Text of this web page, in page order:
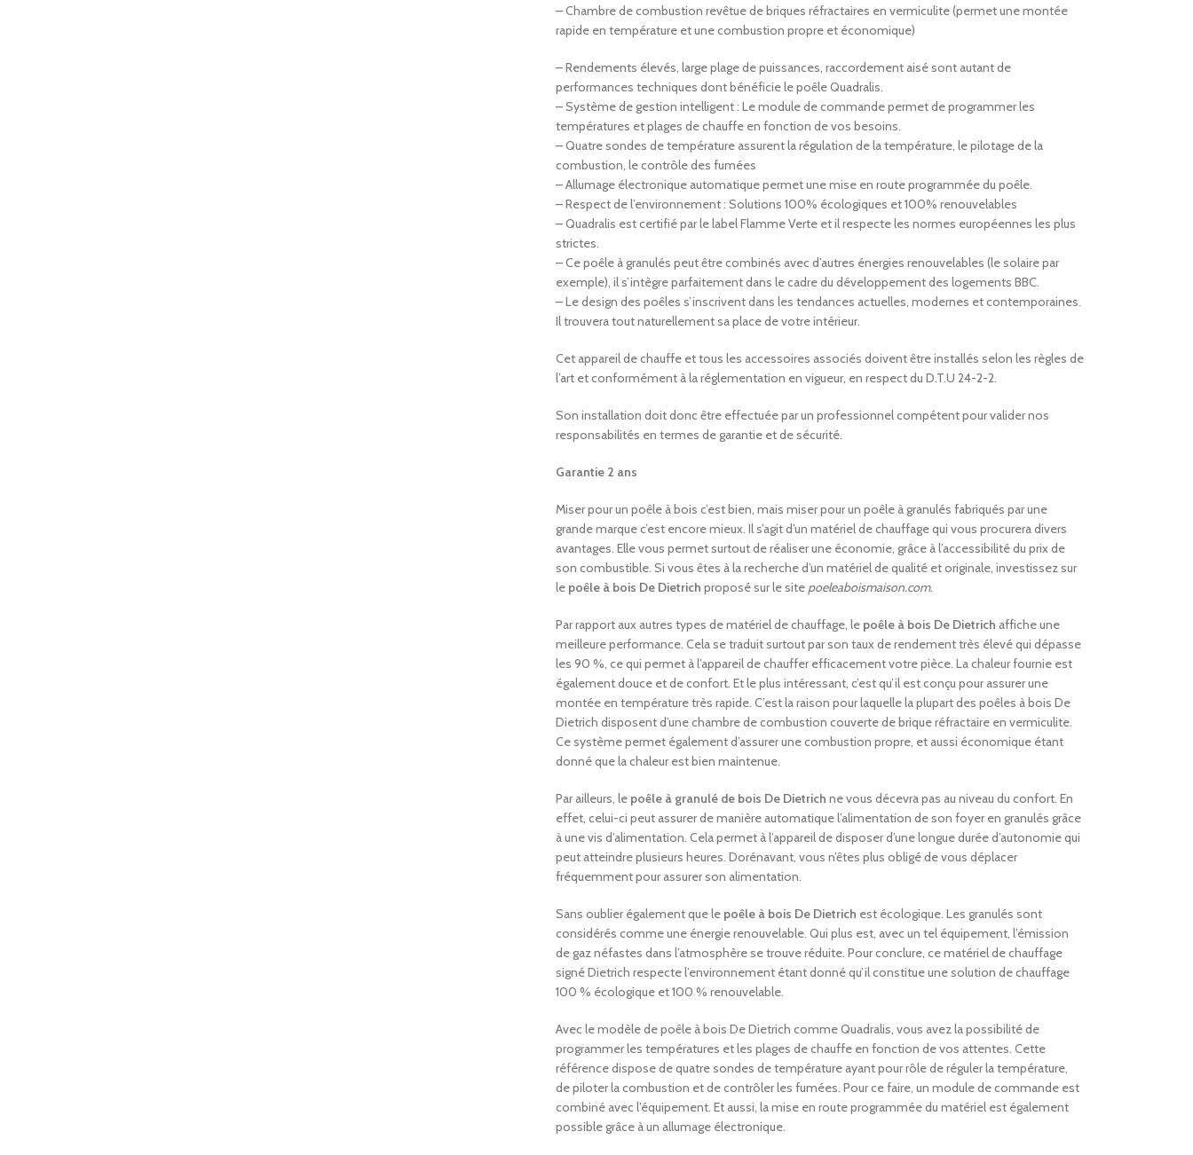
– Chambre de combustion revêtue de briques réfractaires en vermiculite (permet une montée
rapide en température et une combustion propre et économique)
– Rendements élevés, large plage de puissances, raccordement aisé sont autant de
performances techniques dont bénéficie le poêle Quadralis.
– Système de gestion intelligent : Le module de commande permet de programmer les
températures et plages de chauffe en fonction de vos besoins.
– Quatre sondes de température assurent la régulation de la température, le pilotage de la
combustion, le contrôle des fumées
– Allumage électronique automatique permet une mise en route programmée du poêle.
– Respect de l’environnement : Solutions 100% écologiques et 100% renouvelables
– Quadralis est certifié par le label Flamme Verte et il respecte les normes européennes les plus
strictes.
– Ce poêle à granulés peut être combinés avec d’autres énergies renouvelables (le solaire par
exemple), il s’intègre parfaitement dans le cadre du développement des logements BBC.
– Le design des poêles s’inscrivent dans les tendances actuelles, modernes et contemporaines.
Il trouvera tout naturellement sa place de votre intérieur.
Cet appareil de chauffe et tous les accessoires associés doivent être installés selon les règles de
l’art et conformément à la réglementation en vigueur, en respect du D.T.U 24-2-2.
Son installation doit donc être effectuée par un professionnel compétent pour valider nos
responsabilités en termes de garantie et de sécurité.
Garantie 2 ans
Miser pour un poêle à bois c’est bien, mais miser pour un poêle à granulés fabriqués par une
grande marque c’est encore mieux. Il s’agit d’un matériel de chauffage qui vous procurera divers
avantages. Elle vous permet surtout de réaliser une économie, grâce à l’accessibilité du prix de
son combustible. Si vous êtes à la recherche d’un matériel de qualité et originale, investissez sur
le poêle à bois De Dietrich proposé sur le site poeleaboismaison.com.
Par rapport aux autres types de matériel de chauffage, le poêle à bois De Dietrich affiche une
meilleure performance. Cela se traduit surtout par son taux de rendement très élevé qui dépasse
les 90 %, ce qui permet à l’appareil de chauffer efficacement votre pièce. La chaleur fournie est
également douce et de confort. Et le plus intéressant, c’est qu’il est conçu pour assurer une
montée en température très rapide. C’est la raison pour laquelle la plupart des poêles à bois De
Dietrich disposent d’une chambre de combustion couverte de brique réfractaire en vermiculite.
Ce système permet également d’assurer une combustion propre, et aussi économique étant
donné que la chaleur est bien maintenue.
Par ailleurs, le poêle à granulé de bois De Dietrich ne vous décevra pas au niveau du confort. En
effet, celui-ci peut assurer de manière automatique l’alimentation de son foyer en granulés grâce
à une vis d’alimentation. Cela permet à l’appareil de disposer d’une longue durée d’autonomie qui
peut atteindre plusieurs heures. Dorénavant, vous n’êtes plus obligé de vous déplacer
fréquemment pour assurer son alimentation.
Sans oublier également que le poêle à bois De Dietrich est écologique. Les granulés sont
considérés comme une énergie renouvelable. Qui plus est, avec un tel équipement, l’émission
de gaz néfastes dans l’atmosphère se trouve réduite. Pour conclure, ce matériel de chauffage
signé Dietrich respecte l’environnement étant donné qu’il constitue une solution de chauffage
100 % écologique et 100 % renouvelable.
Avec le modèle de poêle à bois De Dietrich comme Quadralis, vous avez la possibilité de
programmer les températures et les plages de chauffe en fonction de vos attentes. Cette
référence dispose de quatre sondes de température ayant pour rôle de réguler la température,
de piloter la combustion et de contrôler les fumées. Pour ce faire, un module de commande est
combiné avec l’équipement. Et aussi, la mise en route programmée du matériel est également
possible grâce à un allumage électronique.